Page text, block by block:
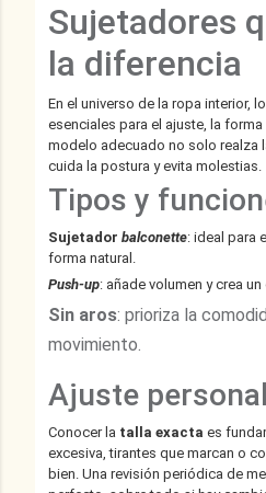
Sujetadores
la diferencia
En el universo de la ropa interior,
esenciales para el ajuste, la
modelo adecuado no solo realza
cuida la postura y evita molestias.
Tipos y
Sujetador balconette: ideal para
forma natural.
Push-up: añade volumen y crea
Sin aros: prioriza la
movimiento.
Ajuste
Conocer la talla exacta es
excesiva, tirantes que marcan o
bien. Una revisión periódica de